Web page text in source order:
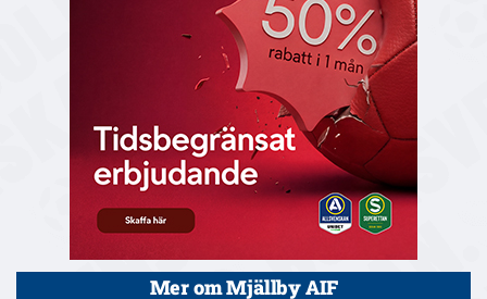
Mer om Mjällby AIF